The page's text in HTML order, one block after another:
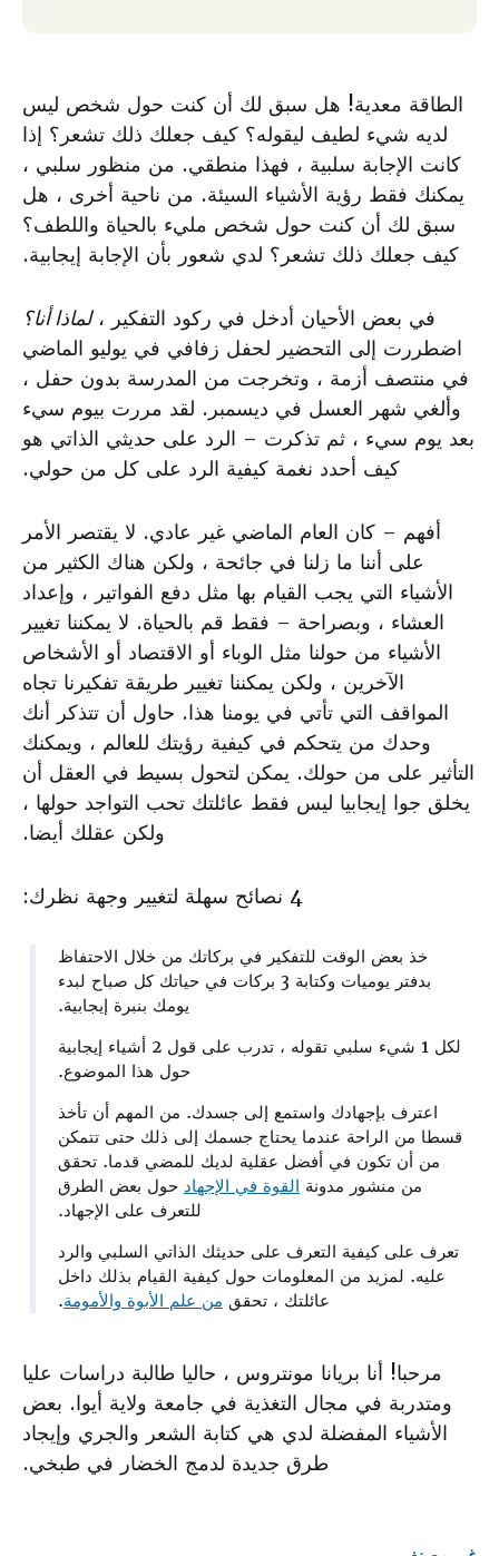
الطاقة معدية! هل سبق لك أن كنت حول شخص ليس
لديه شيء لطيف ليقوله؟ كيف جعلك ذلك تشعر؟ إذا
كانت الإجابة سلبية ، فهذا منطقي. من منظور سلبي ،
يمكنك فقط رؤية الأشياء السيئة. من ناحية أخرى ، هل
سبق لك أن كنت حول شخص مليء بالحياة واللطف؟
كيف جعلك ذلك تشعر؟ لدي شعور بأن الإجابة إيجابية.
في بعض الأحيان أدخل في ركود التفكير ،لماذا أنا؟
اضطررت إلى التحضير لحفل زفافي في يوليو الماضي
في منتصف أزمة ، وتخرجت من المدرسة بدون حفل ،
وألغي شهر العسل في ديسمبر. لقد مررت بيوم سيء
بعد يوم سيء ، ثم تذكرت – الرد على حديثي الذاتي هو
كيف أحدد نغمة كيفية الرد على كل من حولي.
أفهم – كان العام الماضي غير عادي. لا يقتصر الأمر
على أننا ما زلنا في جائحة ، ولكن هناك الكثير من
الأشياء التي يجب القيام بها مثل دفع الفواتير ، وإعداد
العشاء ، وبصراحة – فقط قم بالحياة. لا يمكننا تغيير
الأشياء من حولنا مثل الوباء أو الاقتصاد أو الأشخاص
الآخرين ، ولكن يمكننا تغيير طريقة تفكيرنا تجاه
المواقف التي تأتي في يومنا هذا. حاول أن تتذكر أنك
وحدك من يتحكم في كيفية رؤيتك للعالم ، ويمكنك
التأثير على من حولك. يمكن لتحول بسيط في العقل أن
يخلق جوا إيجابيا ليس فقط عائلتك تحب التواجد حولها ،
ولكن عقلك أيضا.
4 نصائح سهلة لتغيير وجهة نظرك:
خذ بعض الوقت للتفكير في بركاتك من خلال الاحتفاظ
بدفتر يوميات وكتابة 3 بركات في حياتك كل صباح لبدء
يومك بنبرة إيجابية.
لكل 1 شيء سلبي تقوله ، تدرب على قول 2 أشياء إيجابية
حول هذا الموضوع.
اعترف بإجهادك واستمع إلى جسدك. من المهم أن تأخذ
قسطا من الراحة عندما يحتاج جسمك إلى ذلك حتى تتمكن
من أن تكون في أفضل عقلية لديك للمضي قدما. تحقق
من منشور مدونة القوة في الإجهاد حول بعض الطرق
للتعرف على الإجهاد.
تعرف على كيفية التعرف على حديثك الذاتي السلبي والرد
عليه. لمزيد من المعلومات حول كيفية القيام بذلك داخل
عائلتك ، تحقق من علم الأبوة والأمومة.
مرحبا! أنا بريانا مونتروس ، حاليا طالبة دراسات عليا
ومتدربة في مجال التغذية في جامعة ولاية أيوا. بعض
الأشياء المفضلة لدي هي كتابة الشعر والجري وإيجاد
طرق جديدة لدمج الخضار في طبخي.